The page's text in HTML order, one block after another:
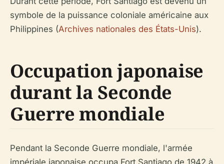
symbole de la puissance coloniale américaine aux
Philippines (Archives nationales des États-Unis).
Occupation japonaise
durant la Seconde
Guerre mondiale
Pendant la Seconde Guerre mondiale, l'armée
impériale japonaise occupa Fort Santiago de 1942 à